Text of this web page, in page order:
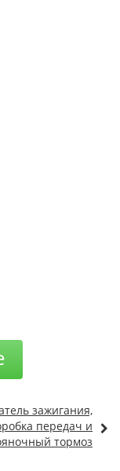
зажигания,
передач и
тормоз